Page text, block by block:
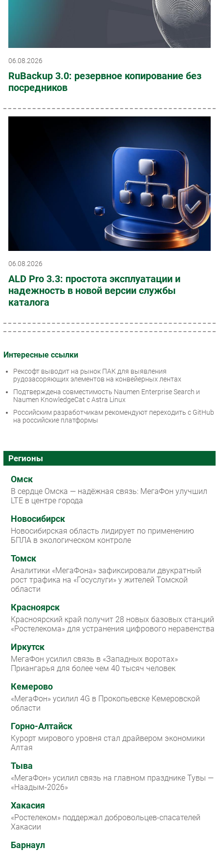
06.08.2026
RuBackup 3.0: резервное копирование без
посредников
06.08.2026
ALD Pro 3.3: простота эксплуатации и
надежность в новой версии службы
каталога
Интересные ссылки
Рексофт выводит на рынок ПАК для выявления
рудозасоряющих элементов на конвейерных лентах
Подтверждена совместимость Naumen Enterprise Search и
Naumen KnowledgeCat с Astra Linux
Российским разработчикам рекомендуют переходить с GitHub
на российские платформы
Регионы
Омск
В сердце Омска — надёжная связь: МегаФон улучшил
LTE в центре города
Новосибирск
Новосибирская область лидирует по применению
БПЛА в экологическом контроле
Томск
Аналитики «МегаФона» зафиксировали двукратный
рост трафика на «Госуслуги» у жителей Томской
области
Красноярск
Красноярский край получит 28 новых базовых станций
«Ростелекома» для устранения цифрового неравенства
Иркутск
МегаФон усилил связь в «Западных воротах»
Приангарья для более чем 40 тысяч человек
Кемерово
«МегаФон» усилил 4G в Прокопьевске Кемеровской
области
Горно-Алтайск
Курорт мирового уровня стал драйвером экономики
Алтая
Тыва
«МегаФон» усилил связь на главном празднике Тувы —
«Наадым-2026»
Хакасия
«Ростелеком» поддержал добровольцев-спасателей
Хакасии
Барнаул